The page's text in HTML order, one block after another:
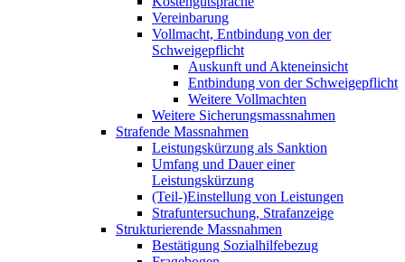
Vereinbarung
Vollmacht, Entbindung von der
Schweigepflicht
Auskunft und Akteneinsicht
Entbindung von der Schweigepflicht
Weitere Vollmachten
Weitere Sicherungsmassnahmen
Strafende Massnahmen
Leistungskürzung als Sanktion
Umfang und Dauer einer
Leistungskürzung
(Teil-)Einstellung von Leistungen
Strafuntersuchung, Strafanzeige
Strukturierende Massnahmen
Bestätigung Sozialhilfebezug